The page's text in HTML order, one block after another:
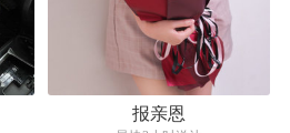
报亲恩